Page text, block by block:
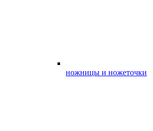
ножницы и ножеточки